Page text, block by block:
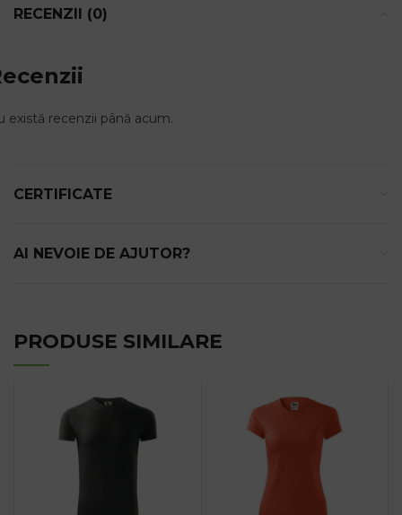
RECENZII (0)
există recenzii până acum.
CERTIFICATE
AI NEVOIE DE AJUTOR?
PRODUSE SIMILARE